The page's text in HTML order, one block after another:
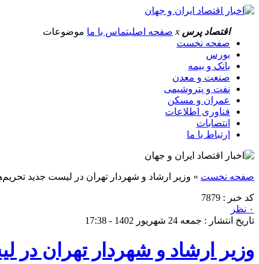
اقتصاد پرس x صفحه اصلیتماس با ما موضوعات
صفحه نخست
بورس
بانک و بیمه
صنعت و معدن
نفت و پتروشیمی
عمران و مسکن
فناوری اطلاعات
انتصابات
ارتباط با ما
صفحه نخست » وزیر ارشاد و شهردار تهران در لیست جدید
کد خبر : 7879
۰ نظر
تاریخ انتشار : جمعه 24 شهریور 1402 - 17:38
وزیر ارشاد و شهردار تهران در